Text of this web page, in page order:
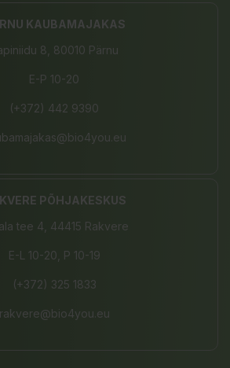
KAUBAMAJAKAS
8, 80010 Pärnu
E-P 10-20
(+372) 442 9390
PÕHJAKESKUS
tee 4, 44415 Rakvere
E-L 10-20, P 10-19
(+372) 325 1833
rakvere@bio4you.eu